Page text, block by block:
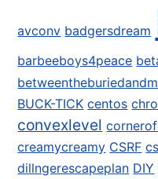
avconv badgersdream
barbeeboys4peace
BUCK-TICK centos
convexlevel
creamycreamy CSRF
dillngerescapeplan DIY